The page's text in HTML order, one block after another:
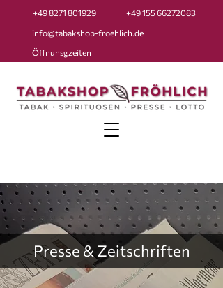
+49 8271 801929 +49 155 66272083
info@tabakshop-froehlich.de
Öffnunsgzeiten
Presse & Zeitschriften